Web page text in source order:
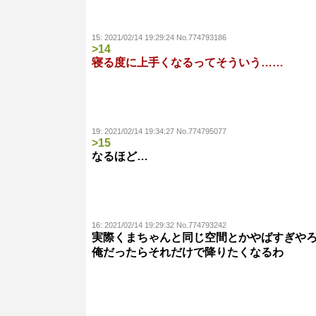
15: 2021/02/14 19:29:24 No.774793186
>14
寝る度に上手くなるってそういう……
19: 2021/02/14 19:34:27 No.774795077
>15
なるほど…
16: 2021/02/14 19:29:32 No.774793242
実際くまちゃんと同じ空間とかやばすぎや
俺だったらそれだけで降りたくなるわ